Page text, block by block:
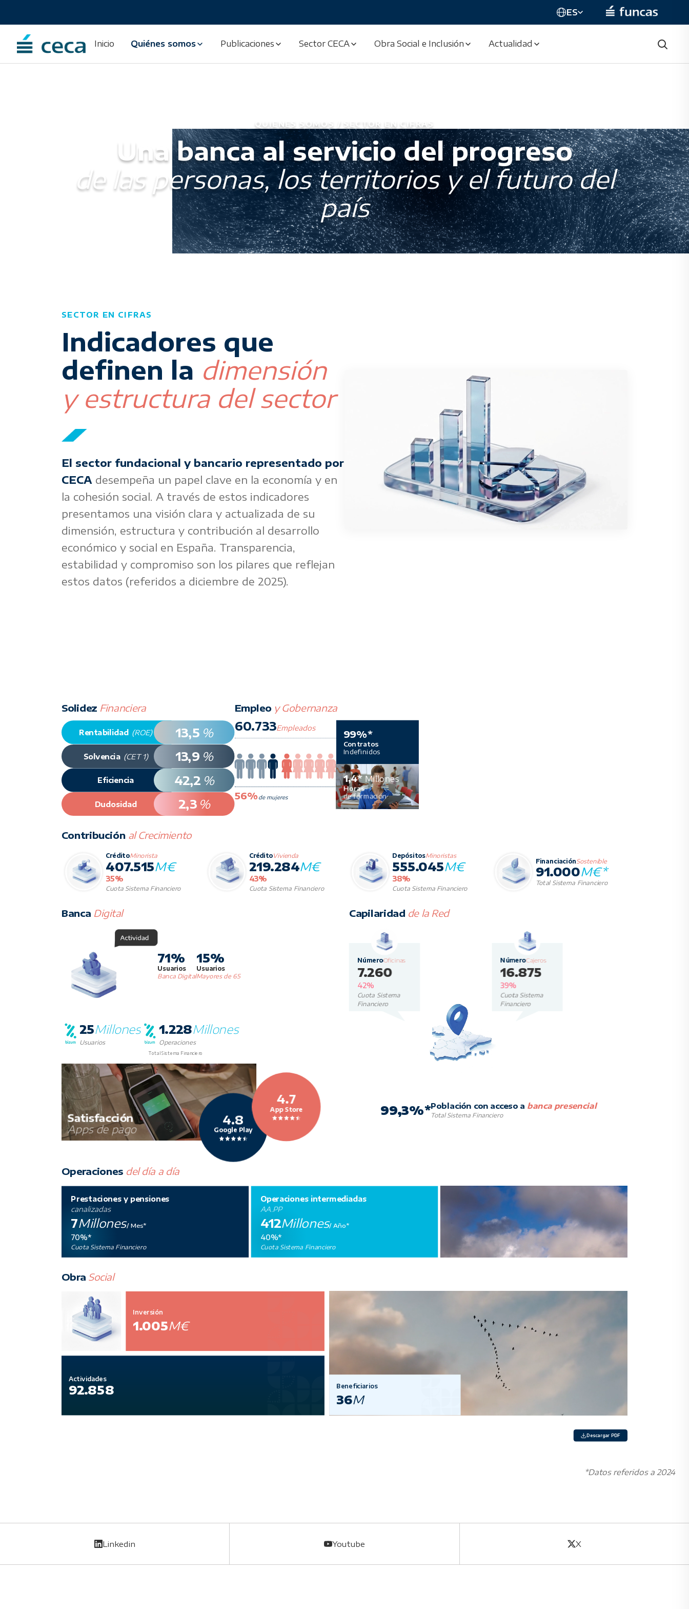
ES
Inicio Quiénes somos Publicaciones Sector CECA Obra Social e Inclusión Actualidad
QUIENES SOMOS / SECTOR EN CIFRAS
Una banca al servicio del progreso
de las personas, los territorios y el futuro del
país
SECTOR EN CIFRAS
Indicadores que
definen la dimensión
y estructura del sector
El sector fundacional y bancario representado por
CECA desempeña un papel clave en la economía y en
la cohesión social. A través de estos indicadores
presentamos una visión clara y actualizada de su
dimensión, estructura y contribución al desarrollo
económico y social en España. Transparencia,
estabilidad y compromiso son los pilares que reflejan
estos datos (referidos a diciembre de 2025).
Solidez Financiera
Rentabilidad (ROE) 13,5 %
Solvencia (CET 1) 13,9 %
Eficiencia 42,2 %
Dudosidad 2,3 %
Empleo y Gobernanza
60.733Empleados
56% de mujeres
99%*
Contratos
Indefinidos
1,4*Millones
Horas
de formación
Contribución al Crecimiento
CréditoMinorista
407.515M€
35%
Cuota Sistema Financiero
CréditoVivienda
219.284M€
43%
Cuota Sistema Financiero
DepósitosMinoristas
555.045M€
38%
Cuota Sistema Financiero
Financiación Sostenible
91.000M€*
Total Sistema Financiero
Banca Digital
71%
Usuarios
Banca Digital
15%
Usuarios
Mayores de 65
25Millones
Usuarios
1.228Millones
Operaciones
Total Sistema Financiero
Satisfacción
Apps de pago
4.8
Google Play
4.7
App Store
Capilaridad de la Red
NúmeroOficinas
7.260
42%
Cuota Sistema
Financiero
NúmeroCajeros
16.875
39%
Cuota Sistema
Financiero
99,3%*Población con acceso a banca presencial
Total Sistema Financiero
Operaciones del día a día
Prestaciones y pensiones
canalizadas
7Millones/ Mes*
70%*
Cuota Sistema Financiero
Operaciones intermediadas
AA.PP
412Millones/ Año*
40%*
Cuota Sistema Financiero
Obra Social
Inversión
1.005M€
Beneficiarios
36M
Actividades
92.858
Descargar PDF
*Datos referidos a 2024
Linkedin Youtube X